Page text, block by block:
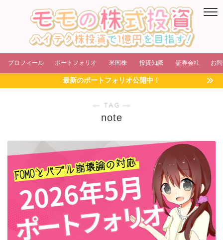
プロフィール ポートフォリオ 米国株 投資知識 証券会社 お
最新のポートフォリオ公開中！
― TAG ―
note